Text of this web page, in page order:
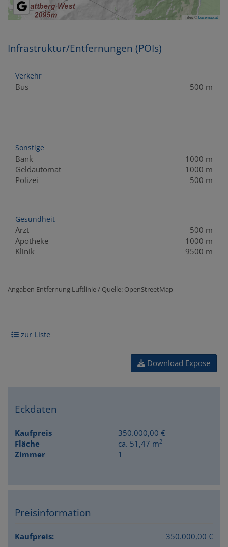
Tiles ©basemap.at
Infrastruktur/Entfernungen (POIs)
Verkehr
Bus 500 m
Sonstige
Bank
1000 m
Geldautomat
1000 m
Polizei
500 m
Gesundheit
Arzt
500 m
Apotheke
1000 m
Klinik
9500 m
Angaben Entfernung Luftlinie / Quelle: OpenStreetMap
zur Liste
Download Expose
Eckdaten
Kaufpreis
350.000,00 €
Fläche
ca. 51,47 m2
Zimmer 1
Preisinformation
Kaufpreis: 350.000,00 €